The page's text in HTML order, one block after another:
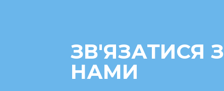
ЗВ'ЯЗАТИСЯ З
НАМИ